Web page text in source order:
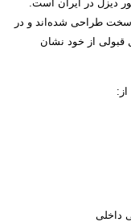
دیزل در ایران است
سخت طراحی شده‌اند و در
قبولی از خود نشان
:
داخلی